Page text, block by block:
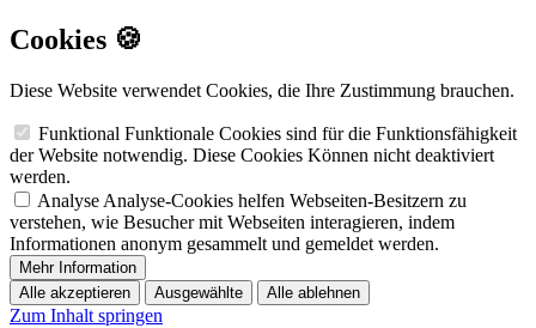
Cookies 🍪
Diese Website verwendet Cookies, die Ihre Zustimmung brauchen.
Funktional Funktionale Cookies sind für die Funktionsfähigkeit
der Website notwendig. Diese Cookies Können nicht deaktiviert
werden.
Analyse Analyse-Cookies helfen Webseiten-Besitzern zu
verstehen, wie Besucher mit Webseiten interagieren, indem
Informationen anonym gesammelt und gemeldet werden.
Mehr Information
Alle akzeptieren
Ausgewählte Alle ablehnen
Zum Inhalt springen